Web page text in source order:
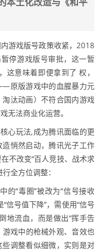
游戏版号政策收紧，2018
停游戏版号审批，这一暂
这意味着即便拿到了 权，
原版游戏中的血腥暴力元
汰动画）不符合国内游戏
无法商业化运营。
心玩法,成为腾讯面临的更
悄然启动，腾讯光子工作
不改变“百人竞技、战术求
全方位调整：
的“毒圈”被改为“信号接收
信号值下降”，需使用“信号
地流血，而是做出“挥手告
游戏中的枪械外观、音效也
调整看似细微，实则是对